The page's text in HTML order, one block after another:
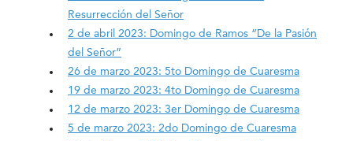
Resurrección del Señor
2 de abril 2023: Domingo de Ramos “De la Pasión
del Señor”
26 de marzo 2023: 5to Domingo de Cuaresma
19 de marzo 2023: 4to Domingo de Cuaresma
12 de marzo 2023: 3er Domingo de Cuaresma
5 de marzo 2023: 2do Domingo de Cuaresma